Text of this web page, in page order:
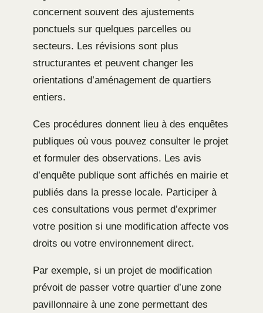
concernent souvent des ajustements
ponctuels sur quelques parcelles ou
secteurs. Les révisions sont plus
structurantes et peuvent changer les
orientations d’aménagement de quartiers
entiers.
Ces procédures donnent lieu à des enquêtes
publiques où vous pouvez consulter le projet
et formuler des observations. Les avis
d’enquête publique sont affichés en mairie et
publiés dans la presse locale. Participer à
ces consultations vous permet d’exprimer
votre position si une modification affecte vos
droits ou votre environnement direct.
Par exemple, si un projet de modification
prévoit de passer votre quartier d’une zone
pavillonnaire à une zone permettant des